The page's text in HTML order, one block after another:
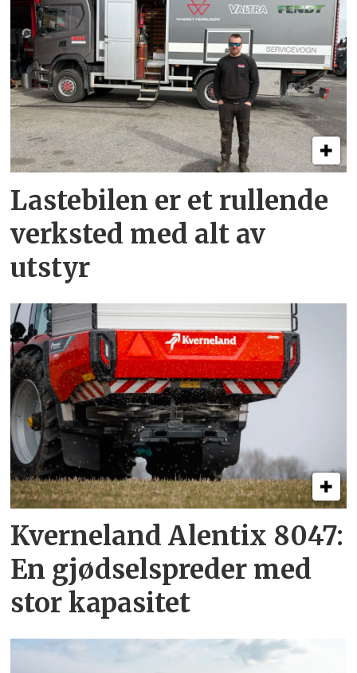
Lastebilen er et rullende
verksted med alt av
utstyr
Kverneland Alentix 8047:
En gjødsel­spreder med
stor kapasitet